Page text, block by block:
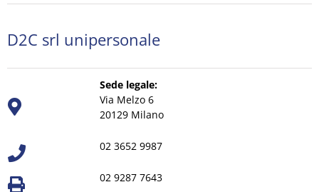
D2C srl unipersonale
Sede legale:
Via Melzo 6
20129 Milano
02 3652 9987
02 9287 7643